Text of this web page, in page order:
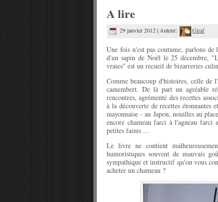
A lire
29 janvier 2012 | Auteur: Giraf
Une fois n'est pas coutume, parlons
d'un sapin de Noël le 25 décembre,
vraies" est un recueil de bizarreries
Comme beaucoup d'histoires, celle de
camembert. De là part un agréable
rencontres, agrémenté des recettes
à la découverte de recettes étonnantes
mayonnaise - au Japon, nouilles au
encore chameau farci à l'agneau farci
petites faims ...
Le livre ne contient
humoristiques souvent de mauvais
sympathique et instructif qu'on vous
acheter un chameau ?